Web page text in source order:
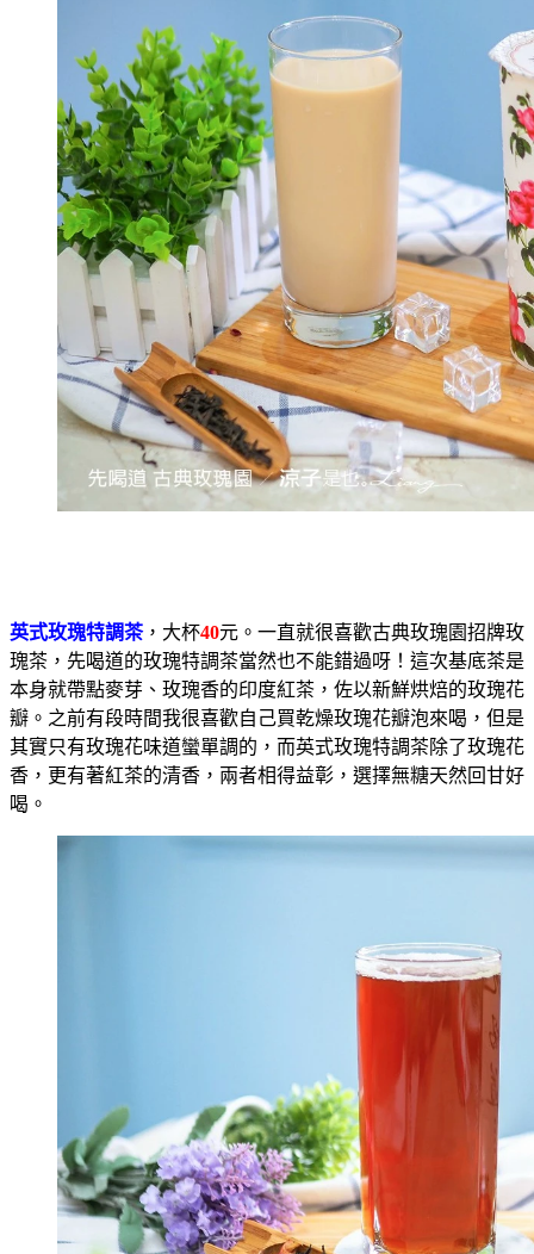
英式玫瑰特調茶，大杯40元。一直就很喜歡古典玫瑰園招牌玫
瑰茶，先喝道的玫瑰特調茶當然也不能錯過呀！這次基底茶是
本身就帶點麥芽、玫瑰香的印度紅茶，佐以新鮮烘焙的玫瑰花
瓣。之前有段時間我很喜歡自己買乾燥玫瑰花瓣泡來喝，但是
其實只有玫瑰花味道蠻單調的，而英式玫瑰特調茶除了玫瑰花
香，更有著紅茶的清香，兩者相得益彰，選擇無糖天然回甘好
喝。